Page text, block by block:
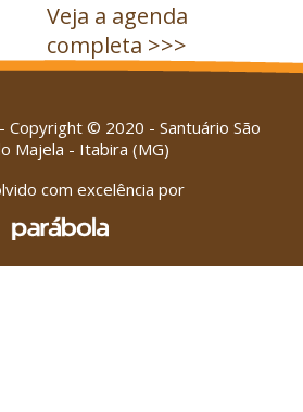
Veja a agenda
completa >>>
© 2020 - Santuário São
Majela - Itabira (MG)
com excelência por